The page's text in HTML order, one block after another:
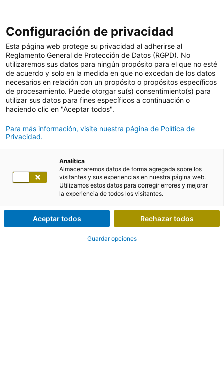
Configuración de privacidad
Esta página web protege su privacidad al adherirse al
Reglamento General de Protección de Datos (RGPD). No
utilizaremos sus datos para ningún propósito para el que no esté
de acuerdo y solo en la medida en que no excedan de los datos
necesarios en relación con un propósito o propósitos específicos
de procesamiento. Puede otorgar su(s) consentimiento(s) para
utilizar sus datos para fines específicos a continuación o
haciendo clic en "Aceptar todos".
Para más información, visite nuestra página de Política de
Privacidad.
Analítica
Almacenaremos datos de forma agregada sobre los
visitantes y sus experiencias en nuestra página web.
Utilizamos estos datos para corregir errores y mejorar
la experiencia de todos los visitantes.
Aceptar todos Rechazar todos
Guardar opciones